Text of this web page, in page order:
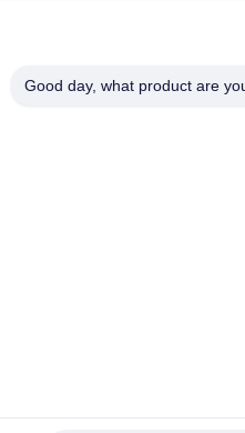
Good day, what product are